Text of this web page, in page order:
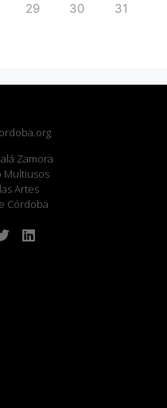
29 30 31
Zamora
Multiusos
Artes
Córdoba